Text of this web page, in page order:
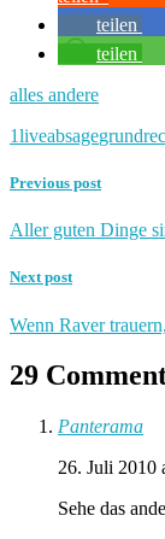
teilen
teilen
alles andere
1liveabsage
Previous post
Aller guten Dinge
Next post
Wenn Raver
29
Panterama
26. Juli 2010
Sehe das